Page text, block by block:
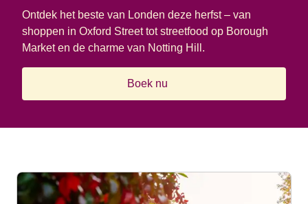
Ontdek het beste van Londen deze herfst – van
shoppen in Oxford Street tot streetfood op Borough
Market en de charme van Notting Hill.
Boek nu